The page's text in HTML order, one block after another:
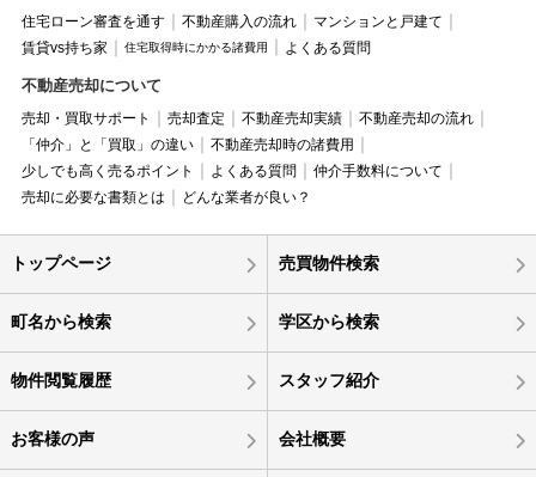
住宅ローン審査を通す 不動産購入の流れ
マンションと戸建て
賃貸vs持ち家
住宅取得時にかかる諸費用 よくある質問
不動産売却について
売却・買取サポート 売却査定 不動産売却実績
不動産売却の流れ
「仲介」と「買取」の違い
不動産売却時の諸費用
少しでも高く売るポイント
よくある質問
仲介手数料について
売却に必要な書類とは
どんな業者が良い？
トップページ 売買物件検索
町名から検索 学区から検索
物件閲覧履歴 スタッフ紹介
お客様の声 会社概要